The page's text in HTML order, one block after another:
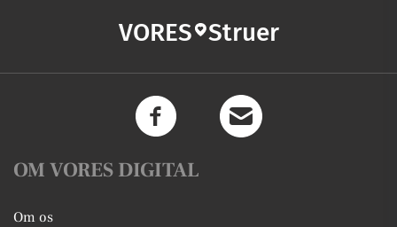
VORES Struer
OM VORES DIGITAL
Om os